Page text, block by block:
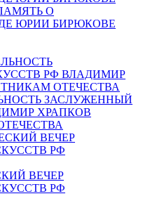
О
ЮРИИ БИРЮКОВЕ
ЗАСЛУЖЕННЫЙ
ХРАПКОВ
ВЕЧЕР
РФ